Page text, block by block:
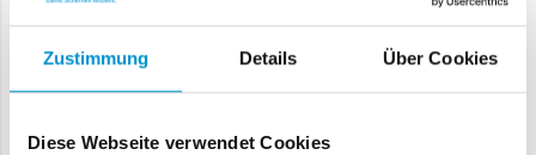
Zustimmung Details Über Cookies
Diese Webseite verwendet Cookies